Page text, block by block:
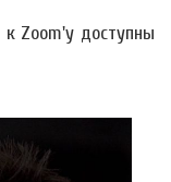
Zoom'у доступны